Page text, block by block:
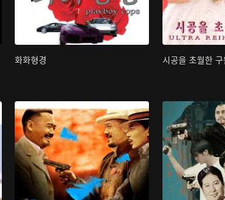
화화형경 시공을 초월한 구